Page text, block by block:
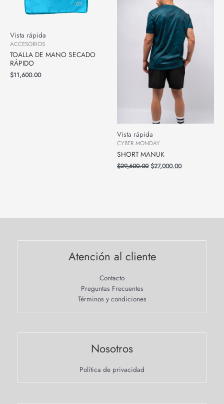
Vista rápida
ACCESORIOS
TOALLA DE MANO SECADO
RÁPIDO
$11,600.00
Vista rápida
CYBER MONDAY
SHORT MANUK
$29,600.00 $27,000.00
Atención al cliente
Contacto
Preguntas Frecuentes
Términos y condiciones
Nosotros
Política de privacidad